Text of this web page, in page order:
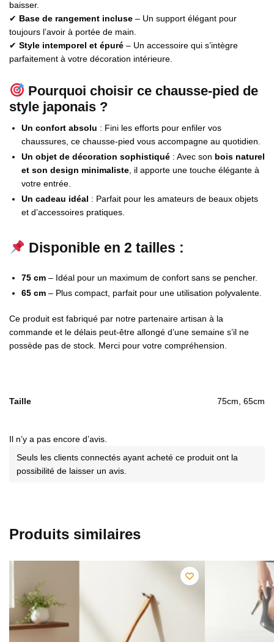
baisser.
✔ Base de rangement incluse – Un support élégant pour
toujours l’avoir à portée de main.
✔ Style intemporel et épuré – Un accessoire qui s’intègre
parfaitement à votre décoration intérieure.
Pourquoi choisir ce chausse-pied de
style japonais ?
Un confort absolu : Fini les efforts pour enfiler vos
chaussures, ce chausse-pied vous accompagne au quotidien.
Un objet de décoration sophistiqué : Avec son bois naturel
et son design minimaliste , il apporte une touche élégante à
votre entrée.
Un cadeau idéal : Parfait pour les amateurs de beaux objets
et d’accessoires pratiques.
Disponible en 2 tailles :
75 cm – Idéal pour un maximum de confort sans se pencher.
65 cm – Plus compact, parfait pour une utilisation polyvalente.
Ce produit est fabriqué par notre partenaire artisan à la
commande et le délais peut-être allongé d’une semaine s’il ne
possède pas de stock. Merci pour votre compréhension.
Taille 75cm, 65cm
Il n’y a pas encore d’avis.
Seuls les clients connectés ayant acheté ce produit ont la
possibilité de laisser un avis.
Produits similaires